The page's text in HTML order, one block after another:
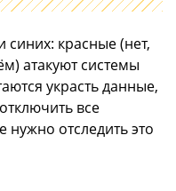
синих: красные (нет,
атакуют системы
украсть данные,
все
отследить это